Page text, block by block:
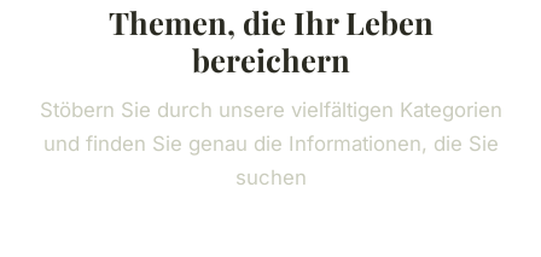
Themen, die Ihr Leben
bereichern
Stöbern Sie durch unsere vielfältigen Kategorien
und finden Sie genau die Informationen, die Sie
suchen